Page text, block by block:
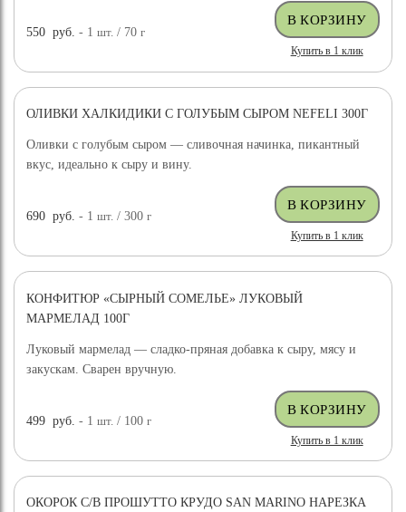
550 руб. - 1шт. / 70г
Купить в 1 клик
ОЛИВКИ ХАЛКИДИКИ С ГОЛУБЫМ СЫРОМ NEFELI 300Г
Оливки с голубым сыром — сливочная начинка, пикантный
вкус, идеально к сыру и вину.
690 руб. - 1шт. / 300г
Купить в 1 клик
КОНФИТЮР «СЫРНЫЙ СОМЕЛЬЕ» ЛУКОВЫЙ
МАРМЕЛАД 100Г
Луковый мармелад — сладко-пряная добавка к сыру, мясу и
закускам. Сварен вручную.
499 руб. - 1шт. / 100г
Купить в 1 клик
ОКОРОК С/В ПРОШУТТО КРУДО SAN MARINO НАРЕЗКА